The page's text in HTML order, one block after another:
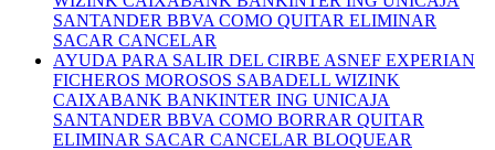
SANTANDER BBVA COMO QUITAR ELIMINAR
SACAR CANCELAR
AYUDA PARA SALIR DEL CIRBE ASNEF EXPERIAN
FICHEROS MOROSOS SABADELL WIZINK
CAIXABANK BANKINTER ING UNICAJA
SANTANDER BBVA COMO BORRAR QUITAR
ELIMINAR SACAR CANCELAR BLOQUEAR